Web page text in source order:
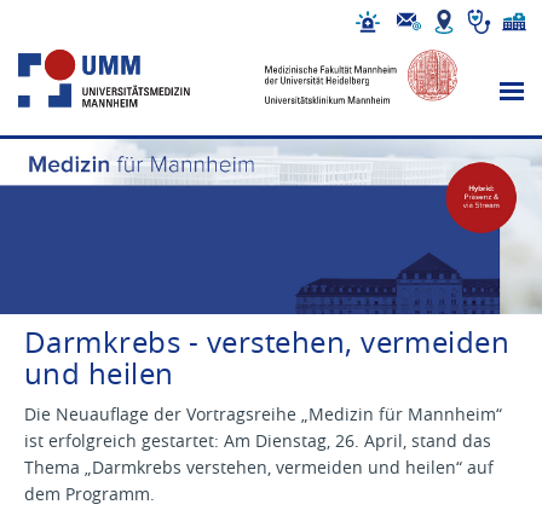
Darmkrebs - verstehen, vermeiden
und heilen
Die Neuauflage der Vortragsreihe „Medizin für Mannheim“
ist erfolgreich gestartet: Am Dienstag, 26. April, stand das
Thema „Darmkrebs verstehen, vermeiden und heilen“ auf
dem Programm.